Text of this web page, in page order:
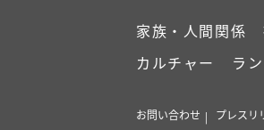
家族・人間関係
カルチャー
ラ
お問い合わせ プレスリ